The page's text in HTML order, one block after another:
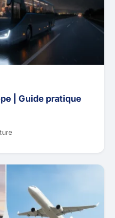
| Guide pratique